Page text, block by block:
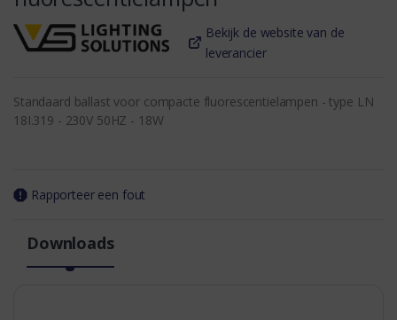
Bekijk de website van de
leverancier
Standaard ballast voor compacte fluorescentielampen - type LN
18I.319 - 230V 50HZ - 18W
Rapporteer een fout
Downloads